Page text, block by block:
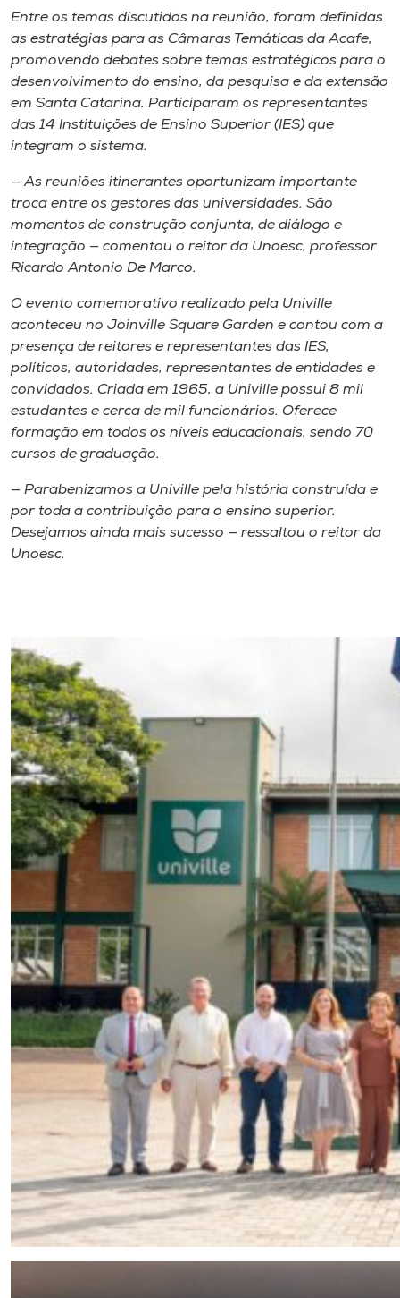
Unoesc
Store
Selecione
A+
A-
Entre os temas discutidos na reunião, foram definidas
as estratégias para as Câmaras Temáticas da Acafe,
promovendo debates sobre temas estratégicos para o
desenvolvimento do ensino, da pesquisa e da extensão
em Santa Catarina. Participaram os representantes
das 14 Instituições de Ensino Superior (IES) que
integram o sistema.
— As reuniões itinerantes oportunizam importante
troca entre os gestores das universidades. São
momentos de construção conjunta, de diálogo e
integração — comentou o reitor da Unoesc, professor
Ricardo Antonio De Marco.
O evento comemorativo realizado pela Univille
aconteceu no Joinville Square Garden e contou com a
presença de reitores e representantes das IES,
políticos, autoridades, representantes de entidades e
convidados. Criada em 1965, a Univille possui 8 mil
estudantes e cerca de mil funcionários. Oferece
formação em todos os níveis educacionais, sendo 70
cursos de graduação.
— Parabenizamos a Univille pela história construída e
por toda a contribuição para o ensino superior.
Desejamos ainda mais sucesso — ressaltou o reitor da
Unoesc.